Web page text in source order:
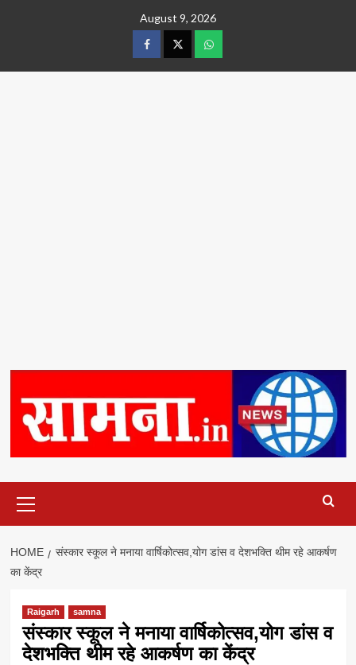
August 9, 2026
facebooktwitterwtsp
Menu
HOME
संस्कार स्कूल ने मनाया वार्षिकोत्सव,योग डांस व देशभक्ति थीम रहे आकर्षण
का केंद्र
Raigarh samna
संस्कार स्कूल ने मनाया वार्षिकोत्सव,योग डांस व
देशभक्ति थीम रहे आकर्षण का केंद्र